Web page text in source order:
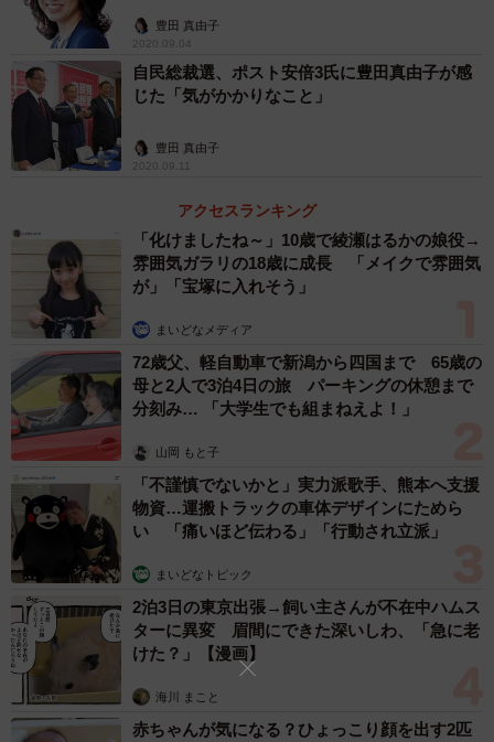
豊田 真由子
2020.09.04
自民総裁選、ポスト安倍3氏に豊田真由子が感
じた「気がかかりなこと」
豊田 真由子
2020.09.11
アクセスランキング
「化けましたね～」10歳で綾瀬はるかの娘役→
雰囲気ガラリの18歳に成長 「メイクで雰囲気
が」「宝塚に入れそう」
まいどなメディア
72歳父、軽自動車で新潟から四国まで 65歳の
母と2人で3泊4日の旅 パーキングの休憩まで
分刻み… 「大学生でも組まねえよ！」
山岡 もと子
「不謹慎でないかと」実力派歌手、熊本へ支援
物資…運搬トラックの車体デザインにためら
い 「痛いほど伝わる」「行動され立派」
まいどなトピック
2泊3日の東京出張→飼い主さんが不在中ハムス
ターに異変 眉間にできた深いしわ、「急に老
けた？」【漫画】
海川 まこと
赤ちゃんが気になる？ひょっこり顔を出す2匹